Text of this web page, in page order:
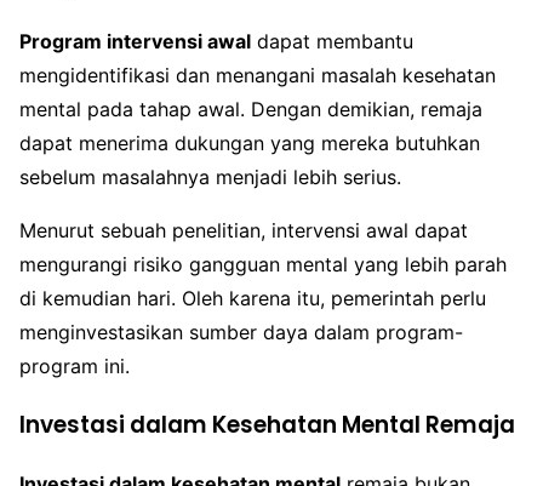
Program intervensi awal dapat membantu
mengidentifikasi dan menangani masalah kesehatan
mental pada tahap awal. Dengan demikian, remaja
dapat menerima dukungan yang mereka butuhkan
sebelum masalahnya menjadi lebih serius.
Menurut sebuah penelitian, intervensi awal dapat
mengurangi risiko gangguan mental yang lebih parah
di kemudian hari. Oleh karena itu, pemerintah perlu
menginvestasikan sumber daya dalam program-
program ini.
Investasi dalam Kesehatan Mental Remaja